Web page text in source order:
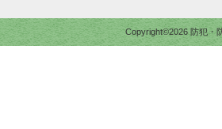
Copyright©2026 防犯・